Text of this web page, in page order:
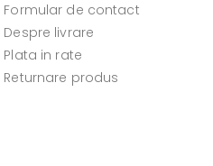
Formular de contact
Despre livrare
Plata in rate
Returnare produs